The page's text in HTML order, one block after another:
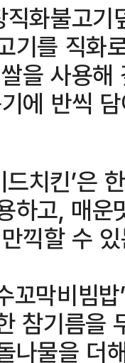
화불고
기를 직화
을 사용해
에 반씩
드치킨’은
하고, 매
끽할 수
꼬막비빔
참기름을
나물을 더